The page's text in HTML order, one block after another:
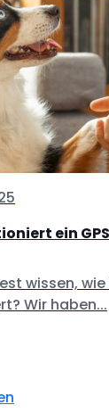
ein
wissen,
Wir haben...